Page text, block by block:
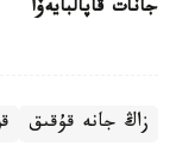
جانات قاپالبايەۆا
زاڭ جانە قۇقىق